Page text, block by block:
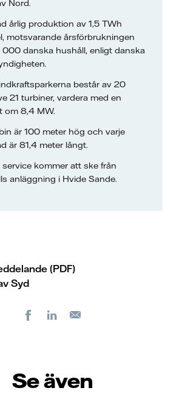
Nord.
årlig produktion av 1,5 TWh
motsvarande årsförbrukningen
danska hushåll, enligt danska
består av 20
21 turbiner, vardera med en
om 8,4 MW.
är 100 meter hög och varje
är 81,4 meter långt.
kommer att ske från
anläggning i Hvide Sande.
(PDF)
Syd
FacebookLinkedIn
Se även